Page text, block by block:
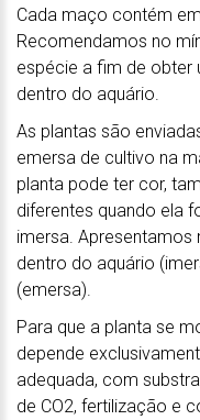
Cada maço contém
Recomendamos no
espécie a fim de obter
dentro do aquário.
As plantas são
emersa de cultivo na
planta pode ter cor,
diferentes quando ela
imersa.
dentro do aquário
(emersa).
Para que a planta se
depende
adequada, com
de CO2, fertilização e